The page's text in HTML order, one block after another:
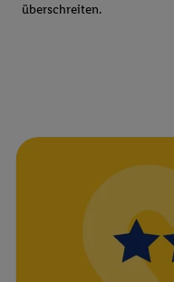
überschreiten.